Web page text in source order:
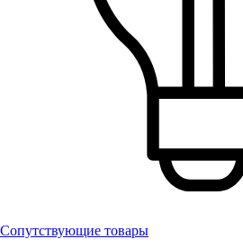
Сопутствующие товары